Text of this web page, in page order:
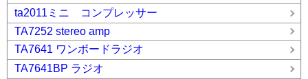
ta2011ミニ コンプレッサー
TA7252 stereo amp
TA7641 ワンボードラジオ
TA7641BP ラジオ